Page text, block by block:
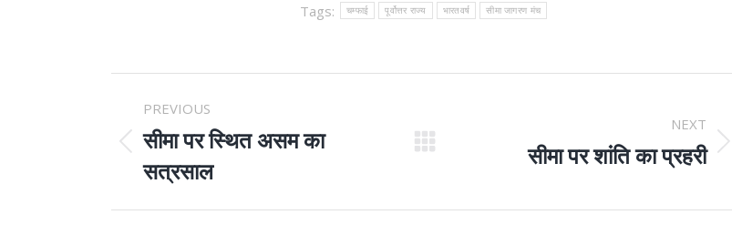
Tags:
चम्फाई पूर्वोत्तर राज्य भारतवर्ष सीमा जागरण मंच
POST
NAVIGATION
PREVIOUS
Previous
post:
सीमा पर स्थित असम का
सत्रसाल
NEXT
सीमा पर शांति का प्रहरी